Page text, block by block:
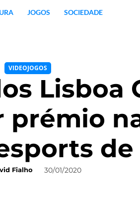
JOGOS SOCIEDADE
VIDEOJOGOS
Lisboa
prémio
de
Fialho 30/01/2020